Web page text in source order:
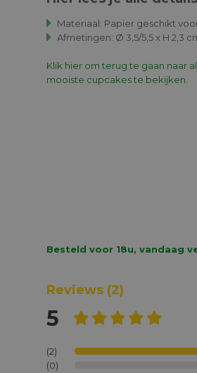
Materiaal: Papier geschikt
Afmetingen: Ø 3,5/5,5 x H 2,3
Klik hier om terug te gaan naar
mooiste cupcakes te bekijken.
Besteld voor 18u, vandaag
Reviews (2)
5
(2)
(0)